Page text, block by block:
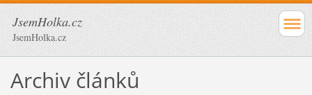
JsemHolka.cz
JsemHolka.cz
Archiv článků